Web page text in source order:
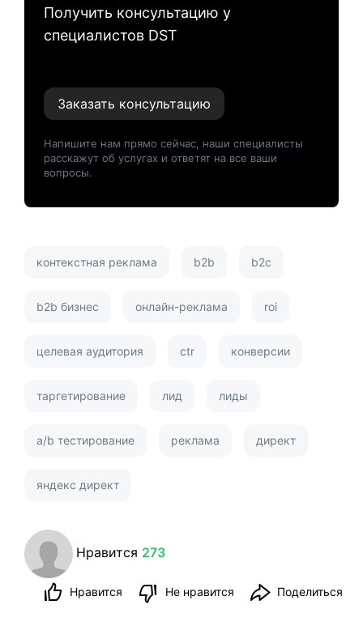
Получить консультацию у
специалистов DST
Заказать консультацию
Напишите нам прямо сейчас, наши специалисты
расскажут об услугах и ответят на все ваши
вопросы.
контекстная реклама b2b b2c
b2b бизнес онлайн-реклама roi
целевая аудитория ctr конверсии
таргетирование лид лиды
a/b тестирование реклама директ
яндекс директ
Нравится 273
Нравится Не нравится Поделиться